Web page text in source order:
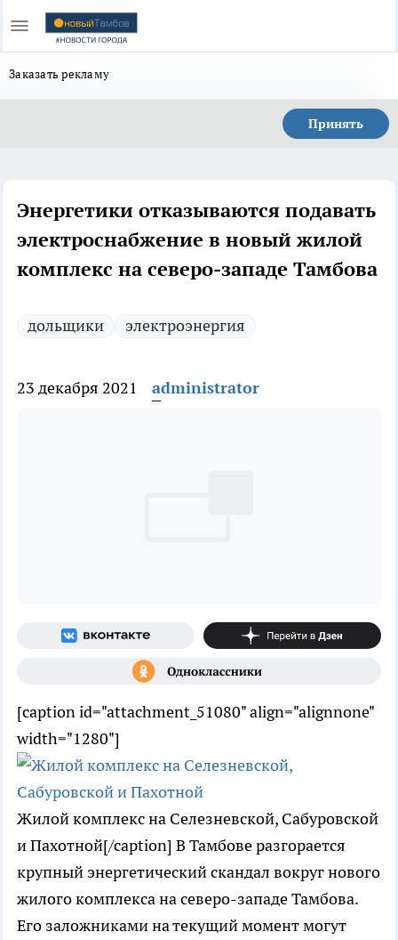
Заказать рекламу
Принять
Энергетики отказываются подавать
электроснабжение в новый жилой
комплекс на cеверо-западе Тамбова
дольщики электроэнергия
23 декабря 2021 administrator
[caption id="attachment_51080" align="alignnone"
width="1280"]
Жилой комплекс на Селезневской, Сабуровской
и Пахотной[/caption] В Тамбове разгорается
крупный энергетический скандал вокруг нового
жилого комплекса на северо-западе Тамбова.
Его заложниками на текущий момент могут